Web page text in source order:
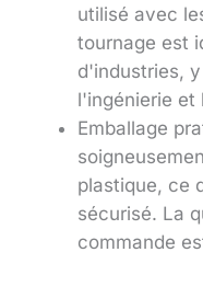
utilisé avec
tournage est
d'industries,
l'ingénierie et
Emballage
plastique, ce
sécurisé. La
commande